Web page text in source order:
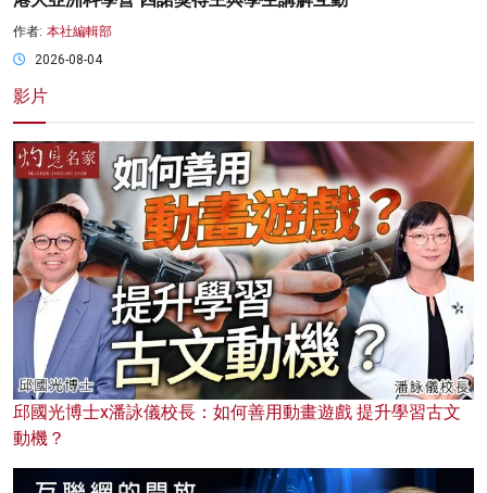
作者: 本社編輯部
2026-08-04
影片
邱國光博士x潘詠儀校長：如何善用動畫遊戲 提升學習古文
動機？